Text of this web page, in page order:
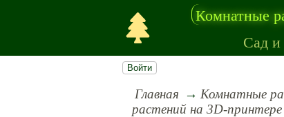
Комнатные
Сад и
Войти
Главная Комнатные
растений на 3D-принтере